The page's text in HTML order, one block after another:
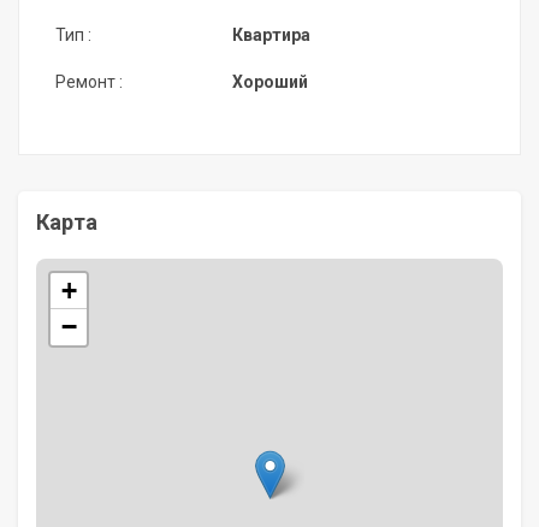
Тип :
Ремонт :
Квартира
Хороший
Карта
+
−